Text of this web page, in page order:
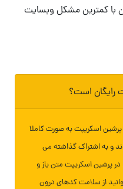
با کمترین مشکل وبسایت
رایگان است؟
اسکریپت به صورت کاملا
و به اشتراک گذاشته می
پرشین اسکریپت متن باز و
از سلامت کدهای درون